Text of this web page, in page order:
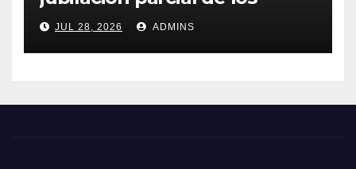
trabajadores laborales del
sector público
JUL 28, 2026 ADMINS